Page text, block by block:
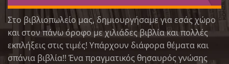
Στο βιβλιοπωλείο μας, δημιουργήσαμε για εσάς χώρο
και στον πάνω όροφο με χιλιάδες βιβλία και πολλές
εκπλήξεις στις τιμές! Υπάρχουν διάφορα θέματα και
σπάνια βιβλία!! Ένα πραγματικός θησαυρός γνώσης